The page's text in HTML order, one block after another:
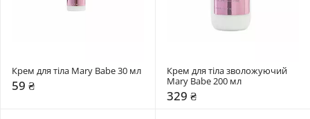
59 ₴
Крем для тіла зволожуючий
329 ₴